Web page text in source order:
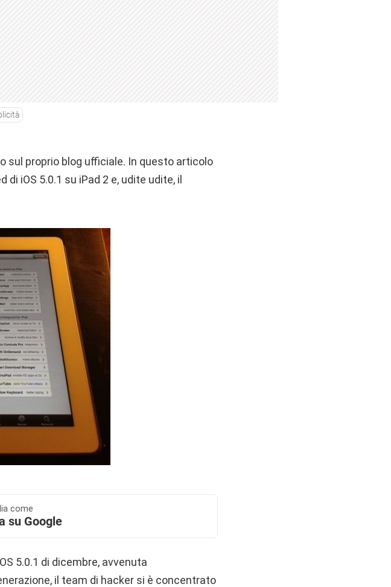
sul proprio blog ufficiale. In questo articolo
iOS 5.0.1 su iPad 2 e, udite udite, il
come
su Google
5.0.1 di dicembre, avvenuta
il team di hacker si è concentrato